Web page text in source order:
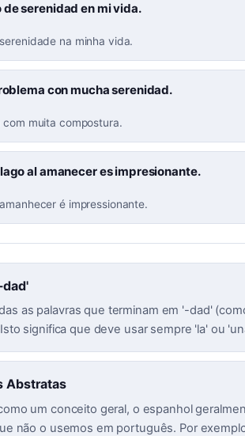
serenidad en mi vida.
na minha vida.
con mucha serenidad.
muita compostura.
al amanecer es impresionante.
é impressionante.
dad'
as palavras que terminam em '-dad'
significa que deve usar sempre 'la' ou
Abstratas
um conceito geral, o espanhol
não o usemos em português. Por